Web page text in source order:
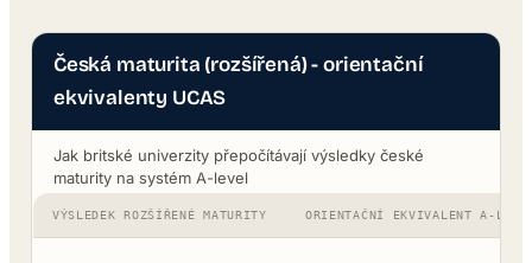
Česká maturita (rozšířená) - orientační
ekvivalenty UCAS
Jak britské univerzity přepočítávají výsledky české
maturity na systém A-level
VÝSLEDEK ROZŠÍŘENÉ MATURITY ORIENTAČNÍ EKVIVALENT A-